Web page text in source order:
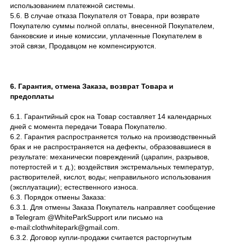
использованием платежной системы.
5.6. В случае отказа Покупателя от Товара, при возврате
Покупателю суммы полной оплаты, внесенной Покупателем,
банковские и иные комиссии, уплаченные Покупателем в
этой связи, Продавцом не компенсируются.
6. Гарантия, отмена Заказа, возврат Товара и
предоплаты
6.1. Гарантийный срок на Товар составляет 14 календарных
дней с момента передачи Товара Покупателю.
6.2. Гарантия распространяется только на производственный
брак и не распространяется на дефекты, образовавшиеся в
результате: механически повреждений (царапин, разрывов,
потертостей и т. д.); воздействия экстремальных температур,
растворителей, кислот, воды; неправильного использования
(эксплуатации); естественного износа.
6.3. Порядок отмены Заказа:
6.3.1. Для отмены Заказа Покупатель направляет сообщение
в Telegram @WhiteParkSupport или письмо на
e‑mail:clothwhitepark@gmail.com.
6.3.2. Договор купли-продажи считается расторгнутым